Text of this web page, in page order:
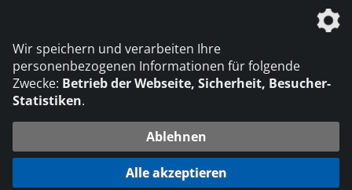
Die DVS Media GmbH ist ein Unternehmen der
© 2026 DVS Media GmbH
Datenschutzeinstellungen
Wir speichern und verarbeiten Ihre
personenbezogenen Informationen für folgende
Zwecke: Betrieb der Webseite, Sicherheit, Besucher-
Statistiken.
Ablehnen
Alle akzeptieren